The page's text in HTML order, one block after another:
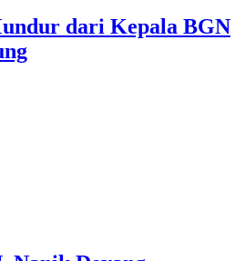
dari Kepala BGN